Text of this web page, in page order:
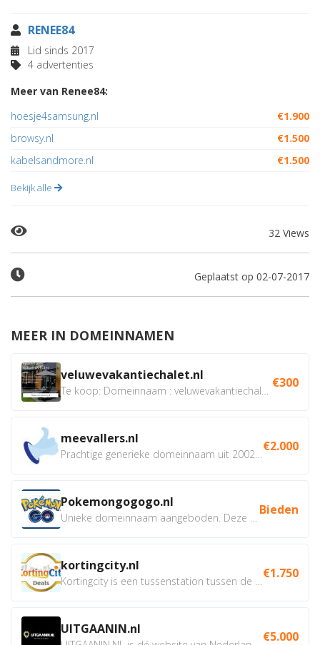
RENEE84
Lid sinds 2017
4 advertenties
Meer van Renee84:
hoesje4samsung.nl
€1.900
browsy.nl
€1.500
kabelsandmore.nl
€1.500
Bekijk alle
32 Views
Geplaatst op 02-07-2017
MEER IN DOMEINNAMEN
veluwevakantiechalet.nl €300
meevallers.nl €2.000
Pokemongogogo.nl Bieden
kortingcity.nl €1.750
UITGAANIN.nl €5.000